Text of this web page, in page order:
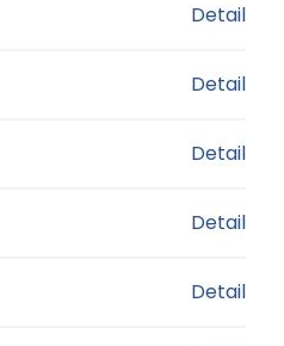
Detail
Detail
Detail
Detail
Detail